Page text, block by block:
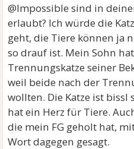
@Impossible sind in
erlaubt? Ich würde die
geht, die Tiere können ja
so drauf ist. Mein Sohn
Trennungskatze seiner
weil beide nach der
wollten. Die Katze ist bissl
hat ein Herz für Tiere.
die mein FG geholt hat,
Wort dagegen gesagt.